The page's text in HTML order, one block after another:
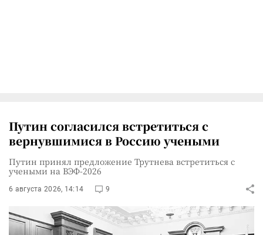
Путин согласился встретиться с
вернувшимися в Россию учеными
Путин принял предложение Трутнева встретиться с
учеными на ВЭФ-2026
6 августа 2026, 14:14 9